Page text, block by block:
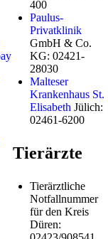
400
Paulus-
Privatklinik
GmbH & Co.
KG: 02421-
28030
Malteser
Krankenhaus St.
Elisabeth Jülich:
02461-6200
Tierärzte
Tierärztliche
Notfallnummer
für den Kreis
Düren: